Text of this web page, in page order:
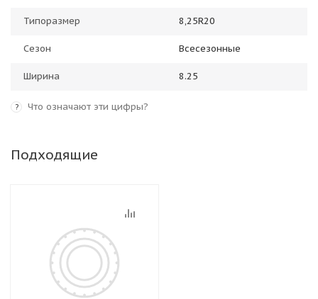
Типоразмер 8,25R20
Сезон Всесезонные
Ширина 8.25
? Что означают эти цифры?
Подходящие